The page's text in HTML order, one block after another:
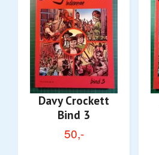
Davy Crockett
Bind 3
50,-